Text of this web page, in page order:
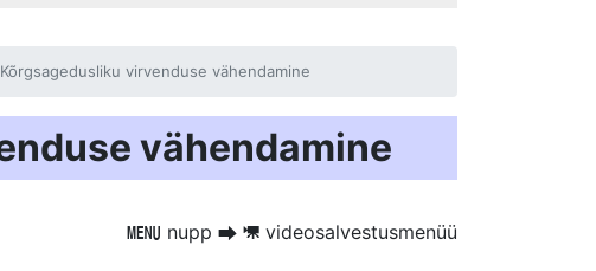
Kõrgsagedusliku virvenduse vähendamine
vähendamine
G nupp U 1 videosalvestusmenüü